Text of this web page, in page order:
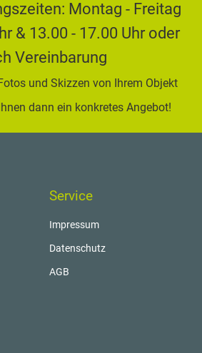
Montag - Freitag
& 13.00 - 17.00 Uhr oder
Vereinbarung
und Skizzen von Ihrem Objekt
dann ein konkretes Angebot!
Service
Impressum
Datenschutz
AGB